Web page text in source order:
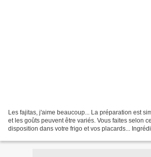
Les fajitas, j'aime beaucoup... La préparation est
et les goûts peuvent être variés. Vous faites selon
disposition dans votre frigo et vos placards...